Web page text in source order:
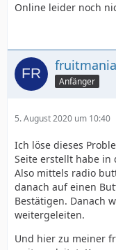
Online leider noch
fruitmania
Anfänger
5. August 2020 um 10:40
Ich löse dieses
Seite erstellt habe in
Also mittels radio
danach auf einen
Bestätigen. Danach
weitergeleiten.
Und hier zu meiner